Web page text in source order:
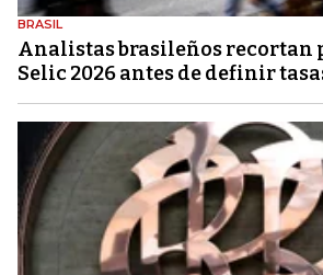
BRASIL
Analistas brasileños recortan
Selic 2026 antes de definir